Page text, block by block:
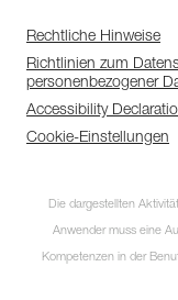
Rechtliche Hinweise
Richtlinien zum
personenbezogener
Accessibility
Cookie-Einstellungen
Die dargestellten
Anwender muss eine
Kompetenzen in der